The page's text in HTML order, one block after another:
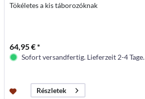
Tökéletes a kis táborozóknak
64,95 € *
Sofort versandfertig. Lieferzeit 2-4 Tage.
Részletek